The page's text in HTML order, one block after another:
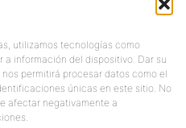
utilizamos tecnologías como
información del dispositivo. Dar su
permitirá procesar datos como el
únicas en este sitio. No
afectar negativamente a